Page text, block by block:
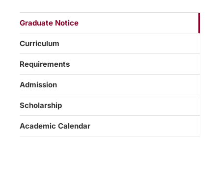
Graduate Notice
Curriculum
Requirements
Admission
Scholarship
Academic Calendar